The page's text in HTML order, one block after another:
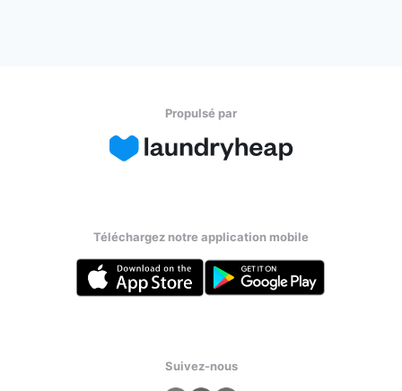
Propulsé par
Téléchargez notre application mobile
Suivez-nous